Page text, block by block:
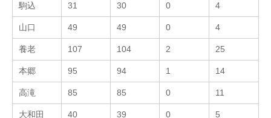
駒込 31 30 0 4
山口 49 49 0 4
養老 107 104 2 25
本郷 95 94 1 14
高滝 85 85 0 11
大和田 40 39 0 5